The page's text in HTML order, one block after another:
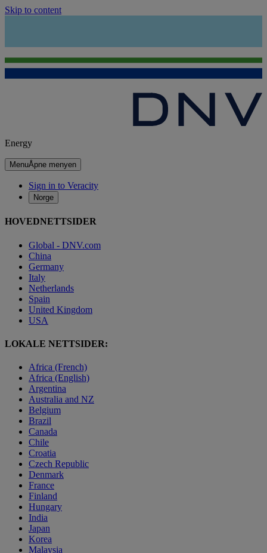
Skip to content
Energy
MenuÅpne menyen
Sign in to Veracity
Norge
HOVEDNETTSIDER
Global - DNV.com
China
Germany
Italy
Netherlands
Spain
United Kingdom
USA
LOKALE NETTSIDER:
Africa (French)
Africa (English)
Argentina
Australia and NZ
Belgium
Brazil
Canada
Chile
Croatia
Czech Republic
Denmark
France
Finland
Hungary
India
Japan
Korea
Malaysia